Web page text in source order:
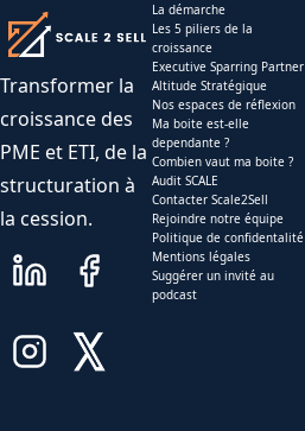
Transformer la
croissance des
PME et ETI, de la
structuration à
la cession.
La démarche
Les 5 piliers de la
croissance
Executive Sparring Partner
Altitude Stratégique
Nos espaces de réflexion
Ma boite est-elle
dependante ?
Combien vaut ma boite ?
Audit SCALE
Contacter Scale2Sell
Rejoindre notre équipe
Politique de confidentalité
Mentions légales
Suggérer un invité au
podcast